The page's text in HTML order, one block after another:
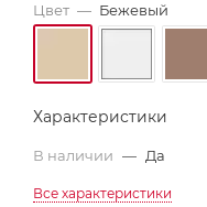
Цвет — Бежевый
Характеристики
В наличии — Да
Все характеристики